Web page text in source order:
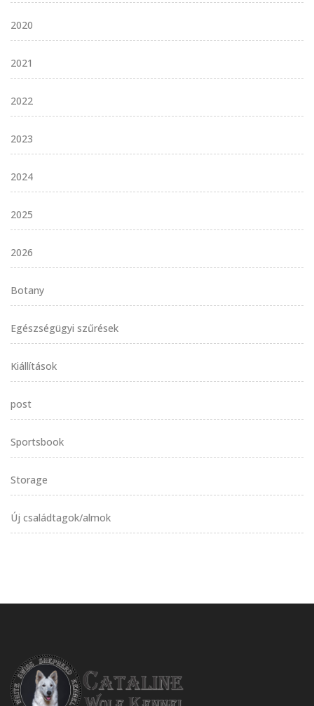
2020
2021
2022
2023
2024
2025
2026
Botany
Egészségügyi szűrések
Kiállítások
post
Sportsbook
Storage
Új családtagok/almok